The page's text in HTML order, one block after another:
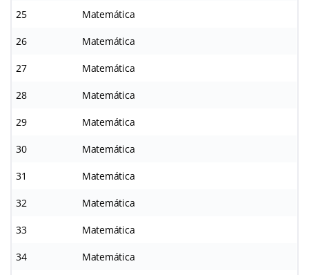
25 Matemática
26 Matemática
27 Matemática
28 Matemática
29 Matemática
30 Matemática
31 Matemática
32 Matemática
33 Matemática
34 Matemática